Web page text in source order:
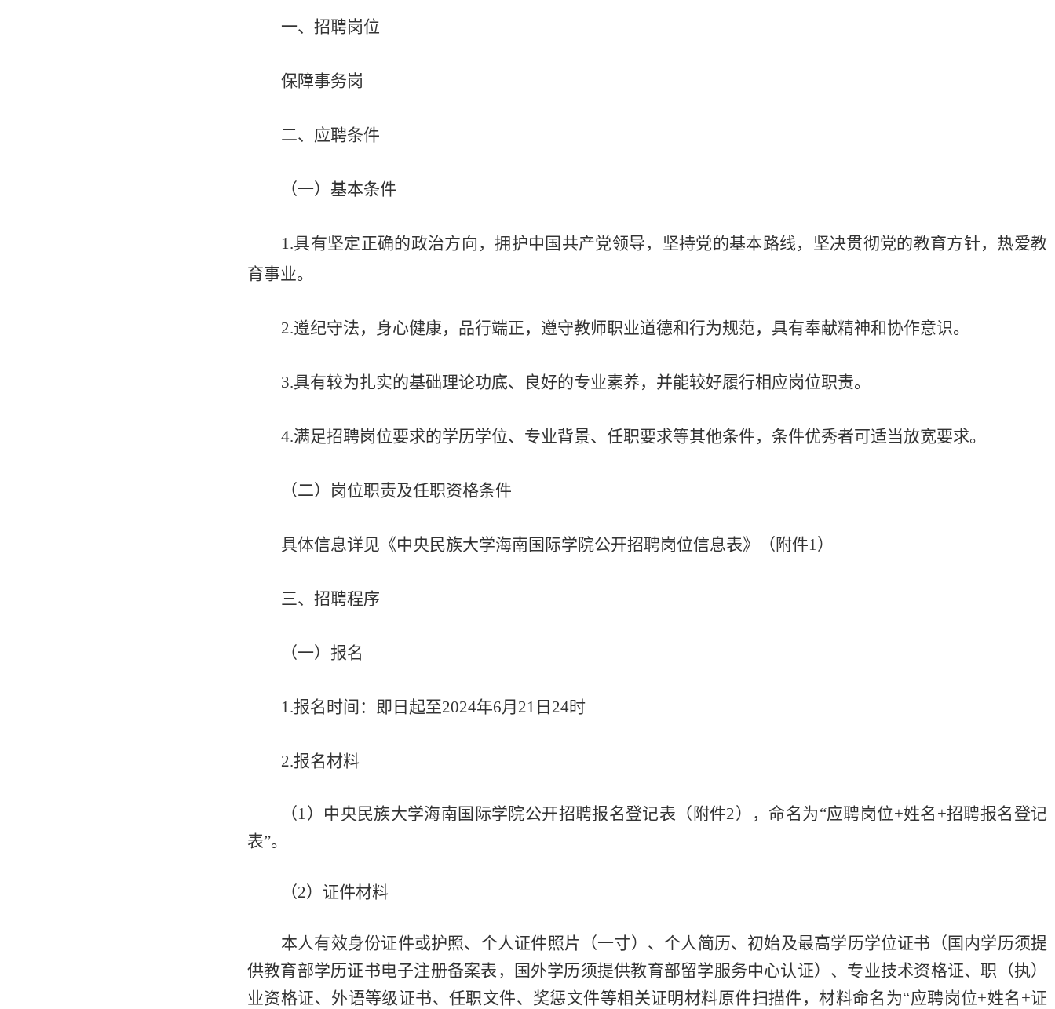
一、招聘岗位
保障事务岗
二、应聘条件
（一）基本条件
1.具有坚定正确的政治方向，拥护中国共产党领导，坚持党的基本路线，坚决贯彻党的教育方针，热爱教
育事业。
2.遵纪守法，身心健康，品行端正，遵守教师职业道德和行为规范，具有奉献精神和协作意识。
3.具有较为扎实的基础理论功底、良好的专业素养，并能较好履行相应岗位职责。
4.满足招聘岗位要求的学历学位、专业背景、任职要求等其他条件，条件优秀者可适当放宽要求。
（二）岗位职责及任职资格条件
具体信息详见《中央民族大学海南国际学院公开招聘岗位信息表》（附件1）
三、招聘程序
（一）报名
1.报名时间：即日起至2024年6月 21 日 24时
2.报名材料
（1）中央民族大学海南国际学院公开招聘报名登记表（附件2），命名为“应聘岗位+姓名+招聘报名登记
表”。
（2）证件材料
本人有效身份证件或护照、个人证件照片（一寸）、个人简历、初始及最高学历学位证书（国内学历须提
供教育部学历证书电子注册备案表，国外学历须提供教育部留学服务中心认证）、专业技术资格证、职（执）
业资格证、外语等级证书、任职文件、奖惩文件等相关证明材料原件扫描件，材料命名为“应聘岗位+姓名+证